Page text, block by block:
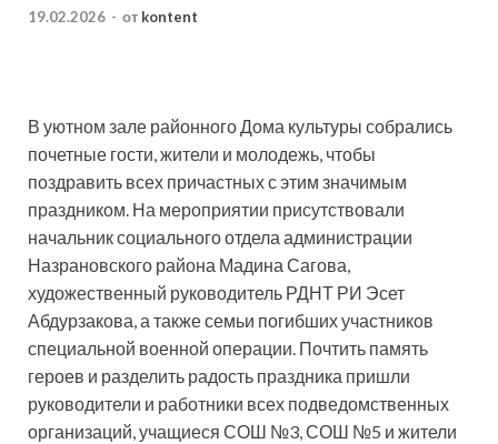
19.02.2026 - от kontent
В уютном зале районного Дома культуры собрались
почетные гости, жители и молодежь, чтобы
поздравить всех причастных с этим значимым
праздником. На мероприятии присутствовали
начальник социального отдела администрации
Назрановского района Мадина Сагова,
художественный руководитель РДНТ РИ Эсет
Абдурзакова, а также семьи погибших участников
специальной военной операции. Почтить память
героев и разделить радость праздника пришли
руководители и работники всех подведомственных
организаций, учащиеся СОШ №3, СОШ №5 и жители